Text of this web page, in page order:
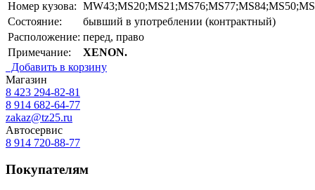
Номер кузова:
Состояние:
бывший в употреблении (контрактный)
Расположение: перед, право
Примечание:
XENON.
Добавить в корзину
Магазин
8 423 294-82-81
8 914 682-64-77
zakaz@tz25.ru
Автосервис
8 914 720-88-77
Покупателям